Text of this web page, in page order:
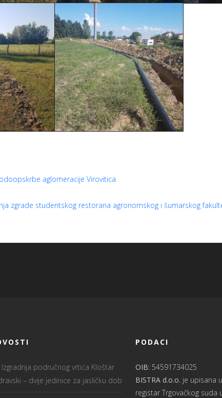
aglomeracije Virovitica
zgrade studentskog restorana agronomskog i šumarskog
Izgradnja područnog vrtića Kloštar
– dvije jedinice za jasličku dob
PODACI
OIB: 54591734025
BISTRA d.o.o. je upisana
registar Trgovačkog suda